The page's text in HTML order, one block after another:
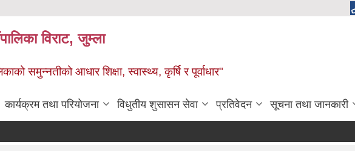
विराट, जुम्ला
समुन्नतीको आधार शिक्षा, स्वास्थ्य, कृर्षि र पूर्वाधार"
कार्यक्रम तथा परियोजना विधुतीय शुसासन सेवा प्रतिवेदन सूचना तथा जानकारी